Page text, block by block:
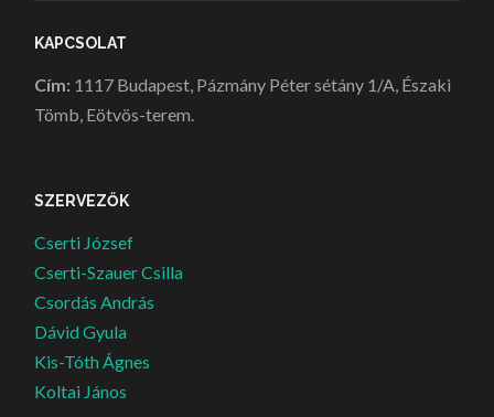
KAPCSOLAT
Cím: 1117 Budapest, Pázmány Péter sétány 1/A, Északi
Tömb, Eötvös-terem.
SZERVEZŐK
Cserti József
Cserti-Szauer Csilla
Csordás András
Dávid Gyula
Kis-Tóth Ágnes
Koltai János